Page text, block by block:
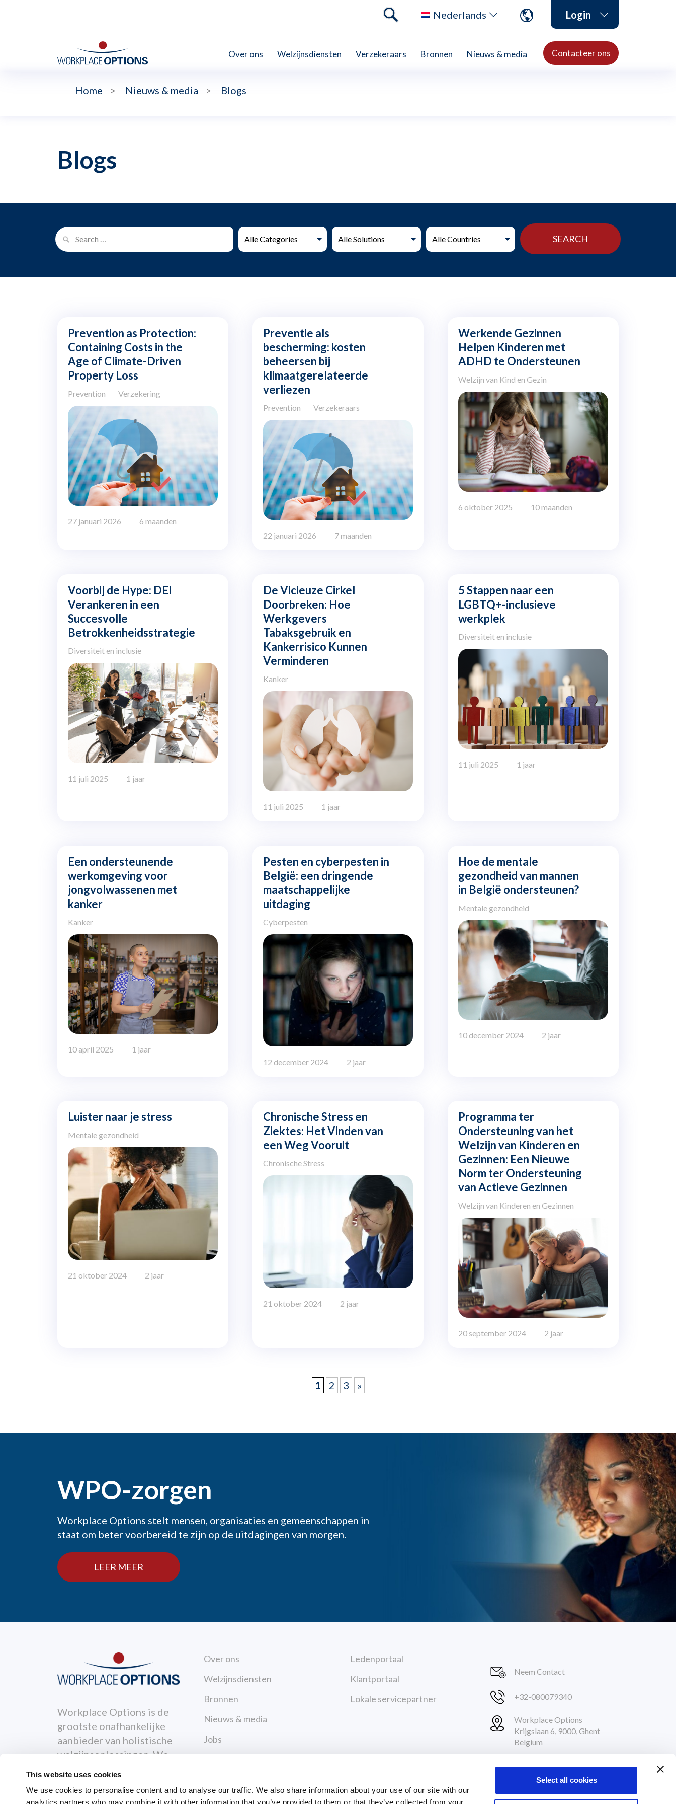
This website uses cookies
We use cookies to personalise content and to analyse our traffic. We also share information about your use of our site with our
Select all cookies
Nederlands Login
Over ons Welzijnsdiensten Verzekeraars Bronnen Nieuws & media Contacteer ons
Home > Nieuws & media > Blogs
Blogs
Prevention as Protection:
Containing Costs in the
Age of Climate-Driven
Property Loss
Prevention Verzekering
27 januari 2026 6 maanden
Preventie als
bescherming: kosten
beheersen bij
klimaatgerelateerde
verliezen
Prevention Verzekeraars
22 januari 2026 7 maanden
Werkende Gezinnen
Helpen Kinderen met
ADHD te Ondersteunen
Welzijn van Kind en Gezin
6 oktober 2025 10 maanden
Voorbij de Hype: DEI
Verankeren in een
Succesvolle
Betrokkenheidsstrategie
Diversiteit en inclusie
11 juli 2025 1 jaar
De Vicieuze Cirkel
Doorbreken: Hoe
Werkgevers
Tabaksgebruik en
Kankerrisico Kunnen
Verminderen
Kanker
11 juli 2025 1 jaar
5 Stappen naar een
LGBTQ+-inclusieve
werkplek
Diversiteit en inclusie
11 juli 2025 1 jaar
Een ondersteunende
werkomgeving voor
jongvolwassenen met
kanker
Kanker
10 april 2025 1 jaar
Pesten en cyberpesten in
België: een dringende
maatschappelijke
uitdaging
Cyberpesten
12 december 2024 2 jaar
Hoe de mentale
gezondheid van mannen
in België ondersteunen?
Mentale gezondheid
10 december 2024 2 jaar
Luister naar je stress
Mentale gezondheid
21 oktober 2024 2 jaar
Chronische Stress en
Ziektes: Het Vinden van
een Weg Vooruit
Chronische Stress
21 oktober 2024 2 jaar
Programma ter
Ondersteuning van het
Welzijn van Kinderen en
Gezinnen: Een Nieuwe
Norm ter Ondersteuning
van Actieve Gezinnen
Welzijn van Kinderen en Gezinnen
20 september 2024 2 jaar
1 2 3 »
WPO-zorgen
Workplace Options stelt mensen, organisaties en gemeenschappen in
staat om beter voorbereid te zijn op de uitdagingen van morgen.
LEER MEER
Workplace Options is de
grootste onafhankelijke
aanbieder van holistische
welzijnsoplossingen. We
professioneel gezonder,
Over ons
Welzijnsdiensten
Bronnen
Nieuws & media
Jobs
Gebruiksvoorwaarden
Ledenportaal
Klantportaal
Lokale servicepartner
Neem Contact
+32-080079340
Workplace Options
Krijgslaan 6, 9000, Ghent
Belgium